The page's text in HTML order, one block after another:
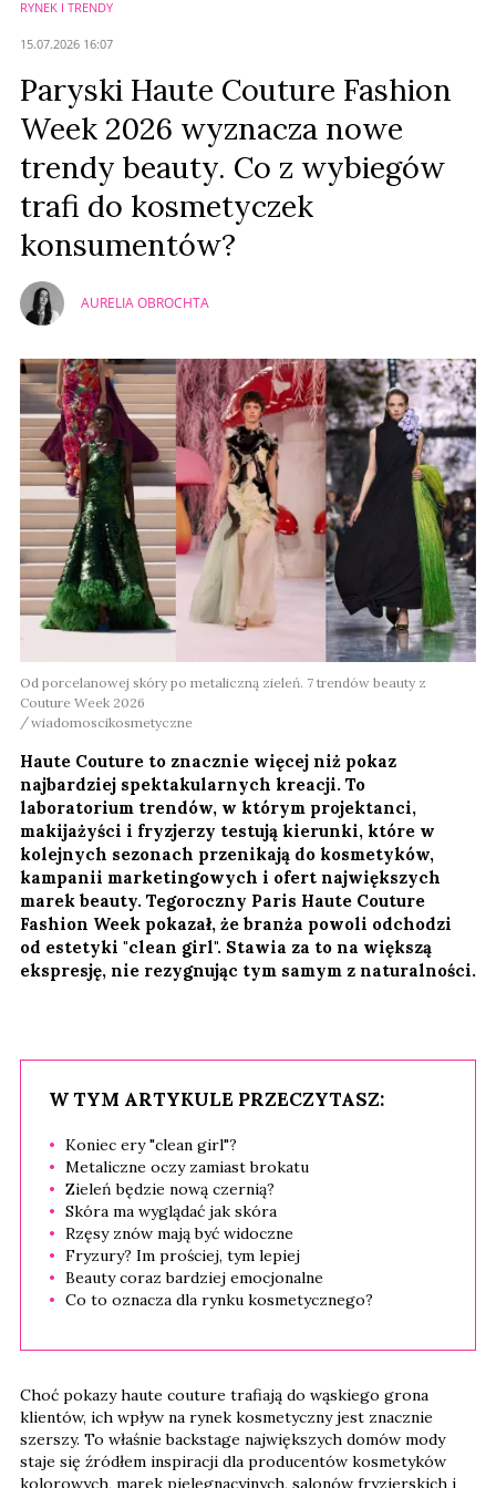
RYNEK I TRENDY
15.07.2026 16:07
Paryski Haute Couture Fashion
Week 2026 wyznacza nowe
trendy beauty. Co z wybiegów
trafi do kosmetyczek
konsumentów?
AURELIA OBROCHTA
Od porcelanowej skóry po metaliczną zieleń. 7 trendów beauty z
Couture Week 2026
wiadomoscikosmetyczne
Haute Couture to znacznie więcej niż pokaz
najbardziej spektakularnych kreacji. To
laboratorium trendów, w którym projektanci,
makijażyści i fryzjerzy testują kierunki, które w
kolejnych sezonach przenikają do kosmetyków,
kampanii marketingowych i ofert największych
marek beauty. Tegoroczny Paris Haute Couture
Fashion Week pokazał, że branża powoli odchodzi
od estetyki "clean girl". Stawia za to na większą
ekspresję, nie rezygnując tym samym z naturalności.
W TYM ARTYKULE PRZECZYTASZ:
Koniec ery "clean girl"?
Metaliczne oczy zamiast brokatu
Zieleń będzie nową czernią?
Skóra ma wyglądać jak skóra
Rzęsy znów mają być widoczne
Fryzury? Im prościej, tym lepiej
Beauty coraz bardziej emocjonalne
Co to oznacza dla rynku kosmetycznego?
Choć pokazy haute couture trafiają do wąskiego grona
klientów, ich wpływ na rynek kosmetyczny jest znacznie
szerszy. To właśnie backstage największych domów mody
staje się źródłem inspiracji dla producentów kosmetyków
kolorowych, marek pielęgnacyjnych, salonów fryzjerskich i